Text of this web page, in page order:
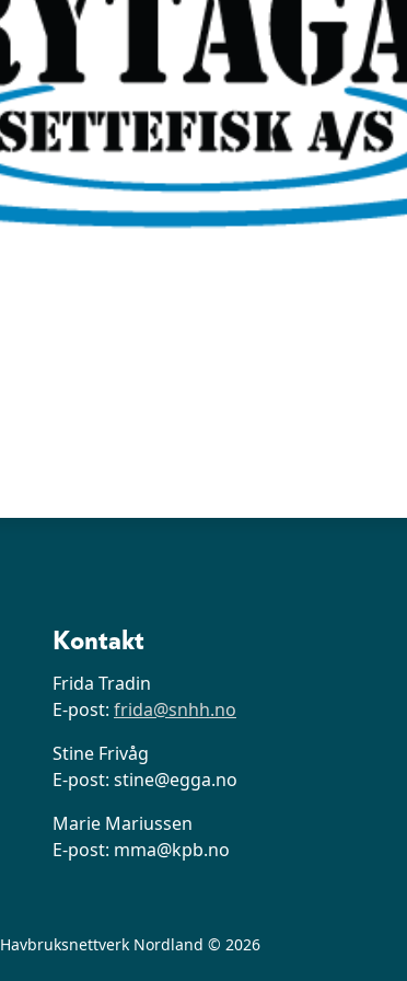
Kontakt
Frida Tradin
E-post: frida@snhh.no
Stine Frivåg
E-post: stine@egga.no
Marie Mariussen
E-post: mma@kpb.no
Havbruksnettverk Nordland © 2026